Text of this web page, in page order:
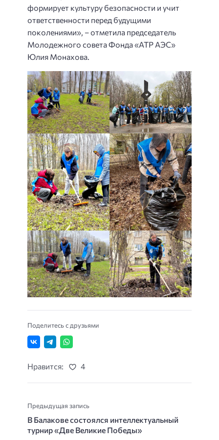
формирует культуру безопасности и учит
ответственности перед будущими
поколениями», – отметила председатель
Молодежного совета Фонда «АТР АЭС»
Юлия Монахова.
Поделитесь с друзьями
Нравится: 4
Предыдущая запись
В Балакове состоялся интеллектуальный
турнир «Две Великие Победы»